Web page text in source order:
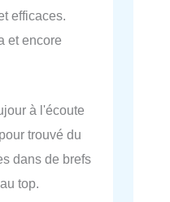
efficaces.
et encore
à l'écoute
trouvé du
dans de brefs
top.